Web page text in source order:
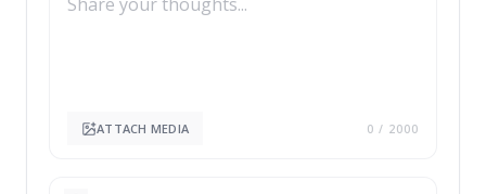
ATTACH MEDIA 0 / 2000